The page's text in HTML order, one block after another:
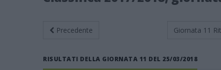
Precedente Giornata 11
RISULTATI DELLA GIORNATA 11 DEL 25/03/2018